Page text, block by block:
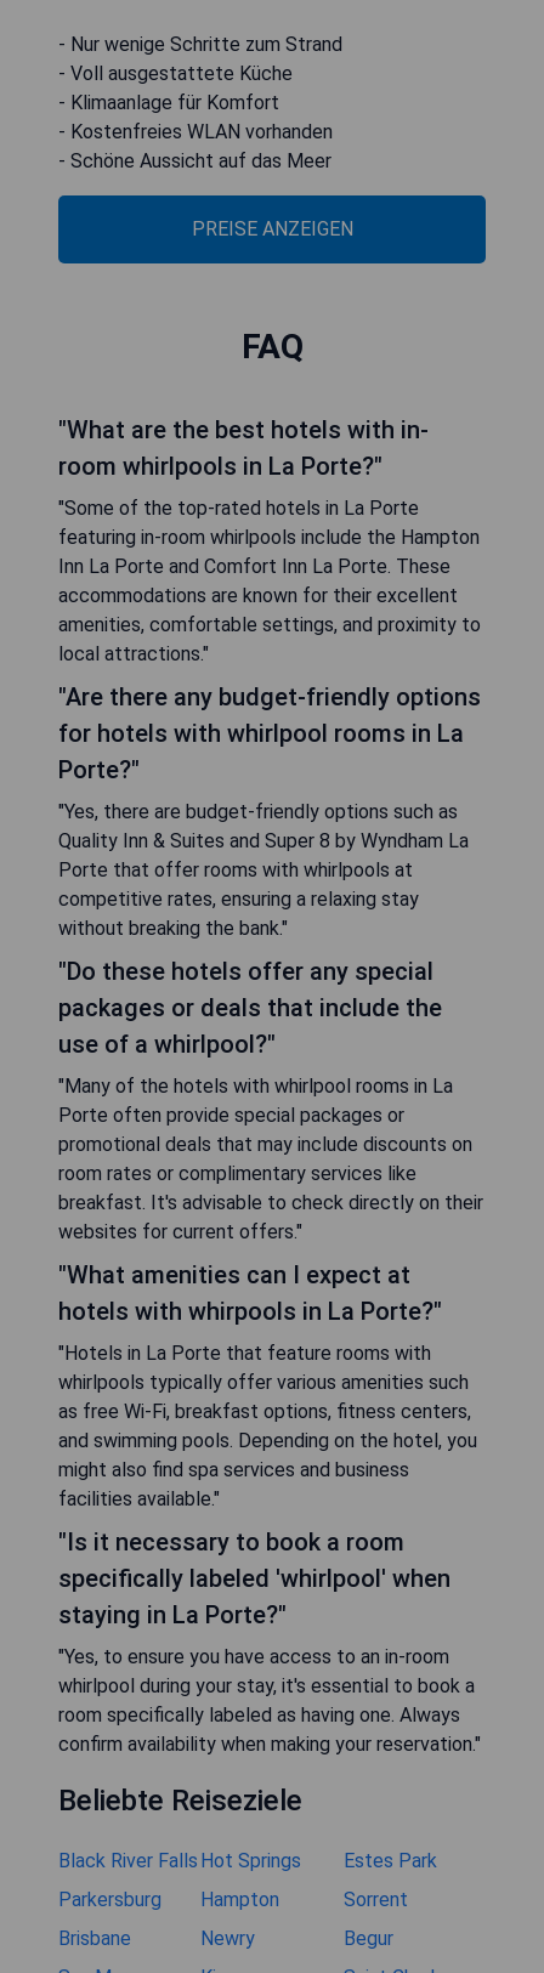
- Nur wenige Schritte zum Strand
- Voll ausgestattete Küche
- Klimaanlage für Komfort
- Kostenfreies WLAN vorhanden
- Schöne Aussicht auf das Meer
PREISE ANZEIGEN
FAQ
"What are the best hotels with in-
room whirlpools in La Porte?"
"Some of the top-rated hotels in La Porte
featuring in-room whirlpools include the Hampton
Inn La Porte and Comfort Inn La Porte. These
accommodations are known for their excellent
amenities, comfortable settings, and proximity to
local attractions."
"Are there any budget-friendly options
for hotels with whirlpool rooms in La
Porte?"
"Yes, there are budget-friendly options such as
Quality Inn & Suites and Super 8 by Wyndham La
Porte that offer rooms with whirlpools at
competitive rates, ensuring a relaxing stay
without breaking the bank."
"Do these hotels offer any special
packages or deals that include the
use of a whirlpool?"
"Many of the hotels with whirlpool rooms in La
Porte often provide special packages or
promotional deals that may include discounts on
room rates or complimentary services like
breakfast. It's advisable to check directly on their
websites for current offers."
"What amenities can I expect at
hotels with whirpools in La Porte?"
"Hotels in La Porte that feature rooms with
whirlpools typically offer various amenities such
as free Wi-Fi, breakfast options, fitness centers,
and swimming pools. Depending on the hotel, you
might also find spa services and business
facilities available."
"Is it necessary to book a room
specifically labeled 'whirlpool' when
staying in La Porte?"
"Yes, to ensure you have access to an in-room
whirlpool during your stay, it's essential to book a
room specifically labeled as having one. Always
confirm availability when making your reservation."
Beliebte Reiseziele
Black River Falls Hot Springs
Estes Park
Parkersburg
Hampton
Sorrent
Brisbane
Newry
Begur